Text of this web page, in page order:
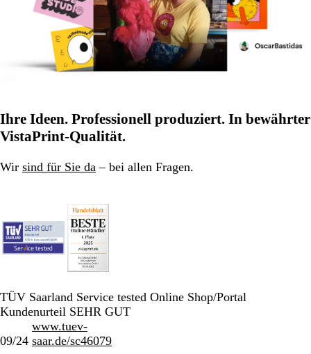
Ihre Ideen. Professionell produziert. In bewährter
VistaPrint-Qualität.
Wir sind für Sie da – bei allen Fragen.
TÜV Saarland Service tested Online Shop/Portal
Kundenurteil SEHR GUT
09/24
www.tuev-
saar.de/sc46079